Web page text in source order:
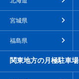
宮城県
福島県
関東地方の月極駐車場